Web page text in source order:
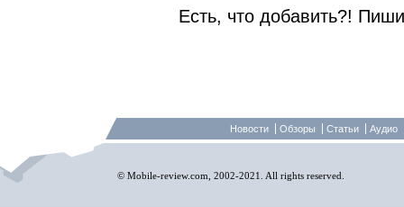
Есть, что добавить?!
Новости Обзоры Статьи Аудио
© Mobile-review.com, 2002-2021. All rights reserved.